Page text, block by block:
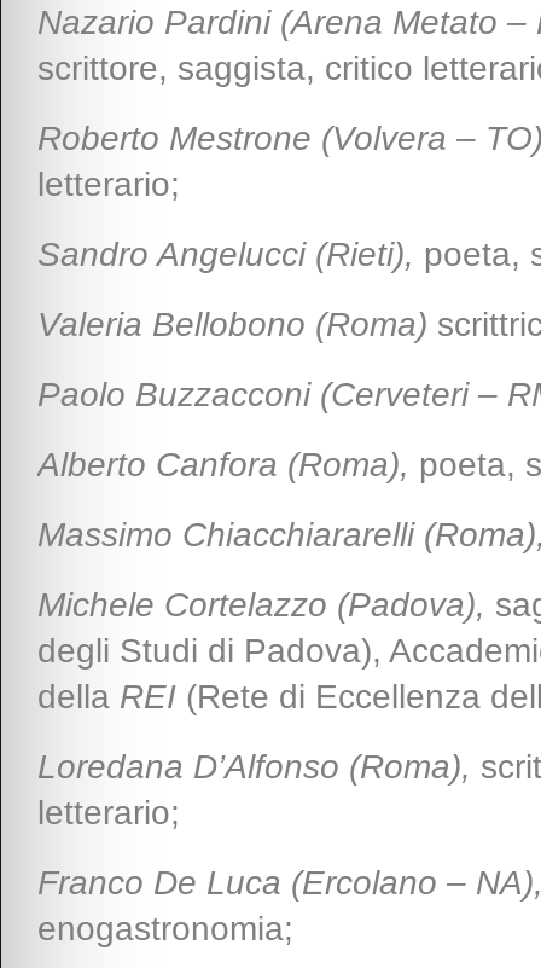
Nazario Pardini (Arena Metato
scrittore, saggista, critico
Roberto Mestrone (Volvera –
letterario;
Sandro Angelucci (Rieti), poeta,
Valeria Bellobono (Roma)
Paolo Buzzacconi (Cerveteri –
Alberto Canfora (Roma), poeta,
Massimo Chiacchiararelli (Roma)
Michele Cortelazzo (Padova),
degli Studi di Padova),
della REI (Rete di Eccellenza
Loredana D’Alfonso (Roma),
letterario;
Franco De Luca (Ercolano –
enogastronomia;